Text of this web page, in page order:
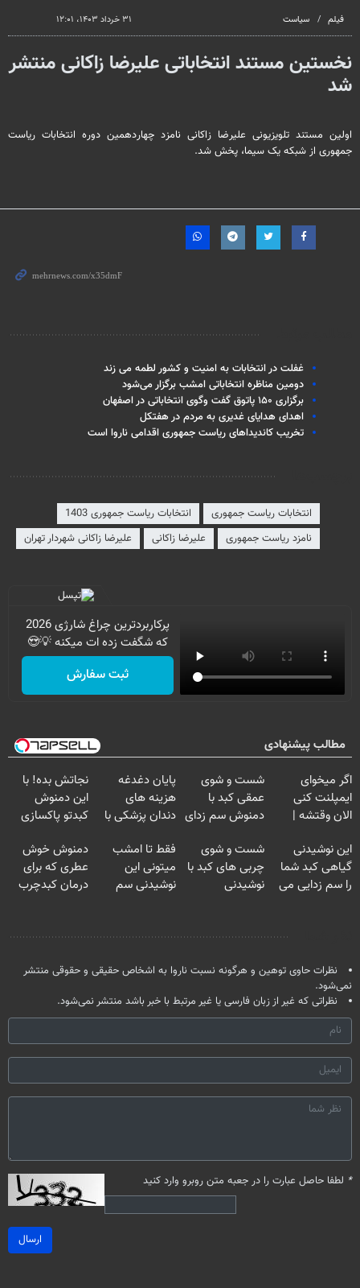
seconds فیلم سیاست ۳۱ خرداد ۱۴۰۳، ۱۲:۰۱
نخستین مستند انتخاباتی علیرضا زاکانی منتشر
شد
اولین مستند تلویزیونی علیرضا زاکانی نامزد چهاردهمین دوره انتخابات ریاست
جمهوری از شبکه یک سیما، پخش شد.
غفلت در انتخابات به امنیت و کشور لطمه می زند
دومین مناظره انتخاباتی امشب برگزار می‌شود
برگزاری ۱۵۰ پاتوق گفت وگوی انتخاباتی در اصفهان
اهدای هدایای غدیری به مردم در هفتکل
تخریب کاندیداهای ریاست جمهوری اقدامی ناروا است
انتخابات ریاست جمهوری
انتخابات ریاست جمهوری 1403
نامزد ریاست جمهوری
علیرضا زاکانی علیرضا زاکانی شهردار تهران
پرکاربردترین چراغ شارژی 2026
که شگفت زده ات میکنه 💡😍
ثبت سفارش
مطالب پیشنهادی
اگر میخوای
ایمپلنت کنی
الان وقتشه |
میلیون تومان!!!
شست و شوی
عمقی کبد با
دمنوش سم زدای
پایان دغدغه
هزینه های
دندان پزشکی با
خانگی
نجاتش بده! با
این دمنوش
کبدتو پاکسازی
مرجوعی
این نوشیدنی
گیاهی کبد شما
را سم زدایی می
شست و شوی
چربی های کبد با
نوشیدنی
فقط تا امشب
میتونی این
نوشیدنی سم
بخری
دمنوش خوش
عطری که برای
درمان کبدچرب
نظرات حاوی توهین و هرگونه نسبت ناروا به اشخاص حقیقی و حقوقی منتشر
نمی‌شود.
نظراتی که غیر از زبان فارسی یا غیر مرتبط با خبر باشد منتشر نمی‌شود.
* لطفا حاصل عبارت را در جعبه متن روبرو وارد کنید
ارسال